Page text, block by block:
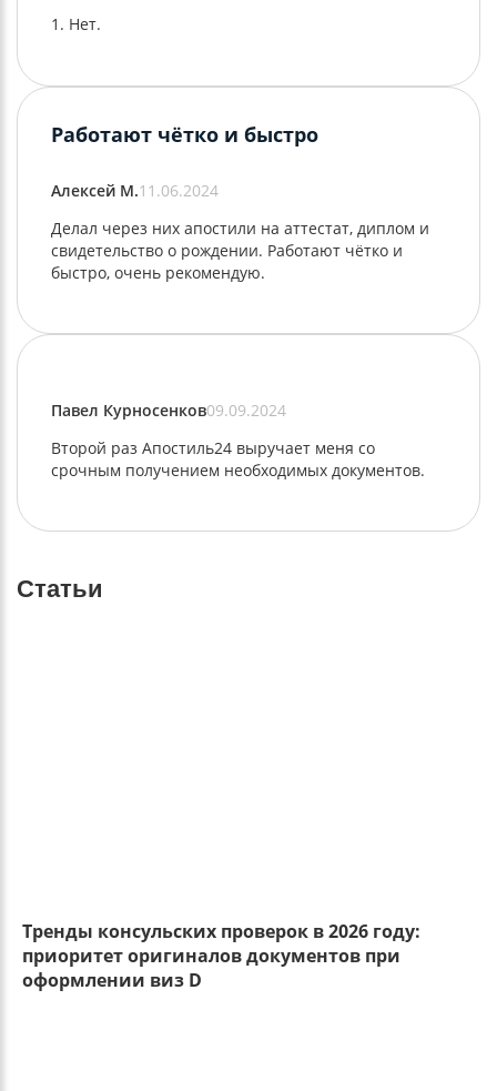
Нет.
Работают чётко и быстро
Алексей М.11.06.2024
Делал через них апостили на аттестат, диплом и
свидетельство о рождении. Работают чётко и
быстро, очень рекомендую.
Павел Курносенков09.09.2024
Второй раз Апостиль24 выручает меня со
срочным получением необходимых документов.
Статьи
Тренды консульских проверок в 2026 году:
приоритет оригиналов документов при
оформлении виз D